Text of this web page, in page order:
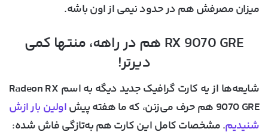
میزان مصرفش هم در حدود نیمی از اون باشه.
RX 9070 GRE هم در راهه، منتها کمی
دیرتر!
شایعه‌ها از یه کارت گرافیک جدید دیگه به اسم Radeon RX
9070 GRE هم حرف می‌زنن، که ما هفته پیشاولین بار ازش
شنیدیم. مشخصات کامل این کارت هم به‌تازگی فاش شده: